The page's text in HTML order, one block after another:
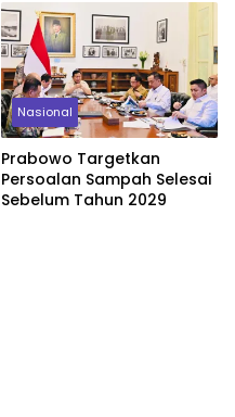
Nasional
Prabowo Targetkan
Persoalan Sampah Selesai
Sebelum Tahun 2029